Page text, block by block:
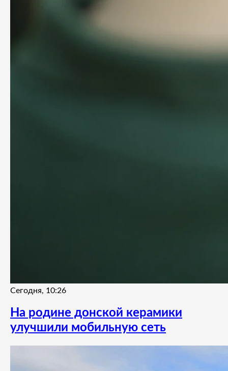
Сегодня, 10:26
На родине донской керамики
улучшили мобильную сеть